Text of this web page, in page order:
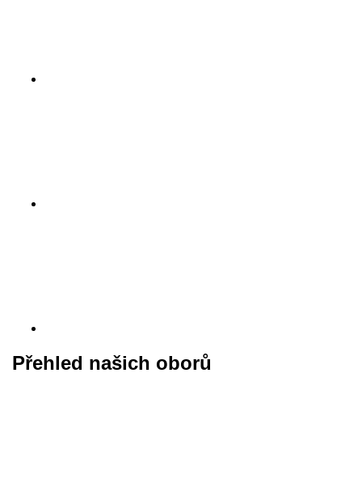
Přehled našich oborů